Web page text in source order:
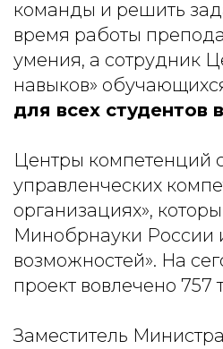
команды и решить
время работы
умения, а сотрудник
навыков»
для всех студентов
Центры компетенций
управленческих
организациях»,
Минобрнауки России
возможностей». На
проект вовлечено 757
Заместитель